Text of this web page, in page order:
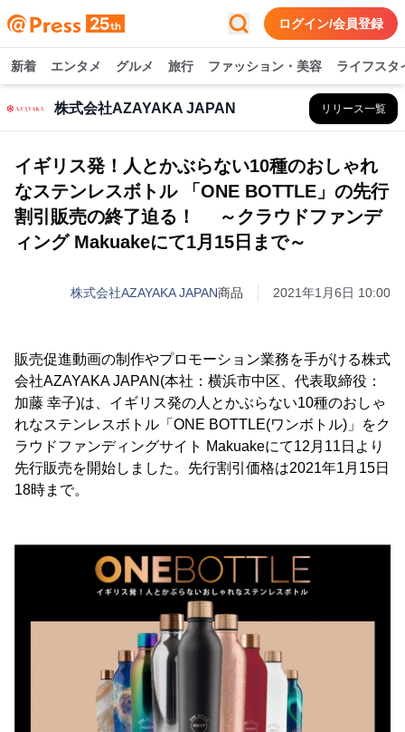
ログイン/会員登録
新着 エンタメ グルメ 旅行 ファッション・美容 ライフスタ
株式会社AZAYAKA JAPAN リリース一覧
イギリス発！人とかぶらない10種のおしゃれ
なステンレスボトル 「ONE BOTTLE」の先行
割引販売の終了迫る！ ～クラウドファンデ
ィング Makuakeにて1月15日まで～
株式会社AZAYAKA JAPAN商品 2021年1月6日 10:00
販売促進動画の制作やプロモーション業務を手がける株式
会社AZAYAKA JAPAN(本社：横浜市中区、代表取締役：
加藤 幸子)は、イギリス発の人とかぶらない10種のおしゃ
れなステンレスボトル「ONE BOTTLE(ワンボトル)」をク
ラウドファンディングサイト Makuakeにて12月11日より
先行販売を開始しました。先行割引価格は2021年1月15日
18時まで。